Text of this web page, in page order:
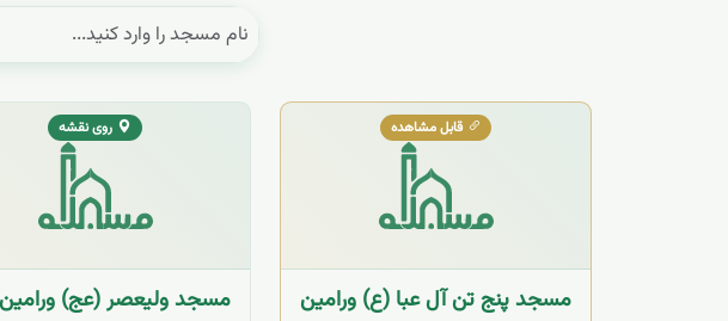
قابل مشاهده
مسجد پنج تن آل عبا (ع) ورامین
روی نقشه
مسجد ولیعصر (عج) ورامین